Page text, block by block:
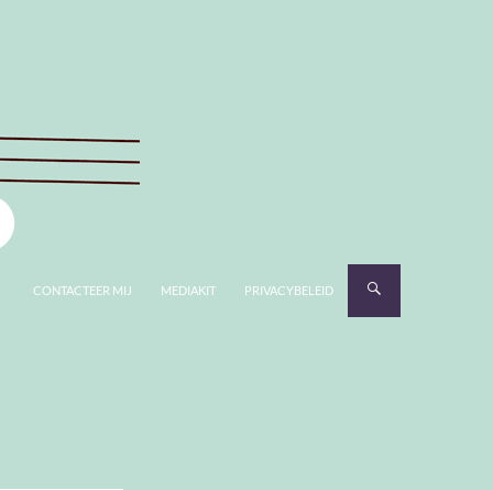
CONTACTEER MIJ MEDIAKIT PRIVACYBELEID